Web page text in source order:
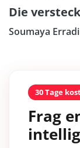
Die
Soumaya Erradi
30 Tage
Frag